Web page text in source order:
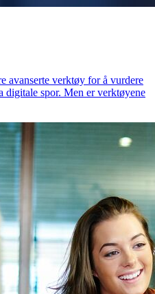
avanserte verktøy for å vurdere
digitale spor. Men er verktøyene